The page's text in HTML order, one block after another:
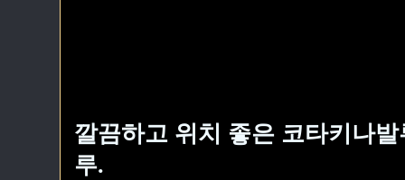
깔끔하고 위치 좋은 코타키나
루.